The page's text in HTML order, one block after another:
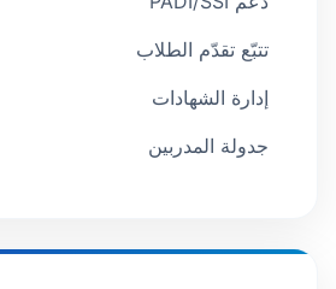
تتبّع تقدّم الطلاب
إدارة الشهادات
جدولة المدربين